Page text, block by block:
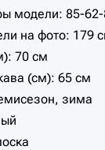
модели: 85-
на фото: 179
70 см
(см): 65 см
зима